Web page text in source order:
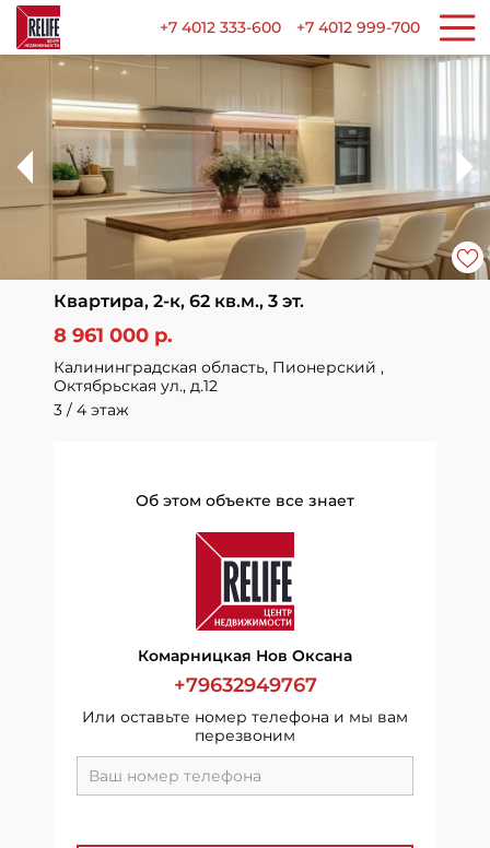
+7 4012 333-600 +7 4012 999-700
Квартира, 2-к, 62 кв.м., 3 эт.
8 961 000 р.
Калининградская область, Пионерский ,
Октябрьская ул., д.12
3 / 4 этаж
Об этом объекте все знает
Комарницкая Нов Оксана
+79632949767
Или оставьте номер телефона и мы вам
перезвоним